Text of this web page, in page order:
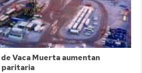
Vaca Muerta aumentan
paritaria